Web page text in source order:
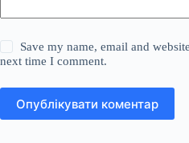
Save my name, email and
next time I comment.
Опублікувати коментар